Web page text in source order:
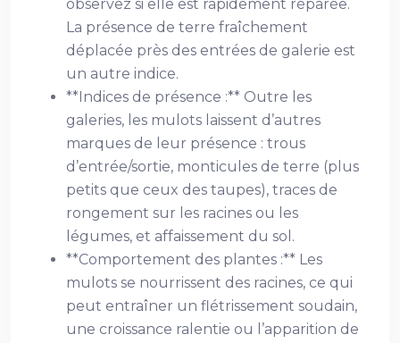
observez si elle est rapidement réparée.
La présence de terre fraîchement
déplacée près des entrées de galerie est
un autre indice.
**Indices de présence :** Outre les
galeries, les mulots laissent d’autres
marques de leur présence : trous
d’entrée/sortie, monticules de terre (plus
petits que ceux des taupes), traces de
rongement sur les racines ou les
légumes, et affaissement du sol.
**Comportement des plantes :** Les
mulots se nourrissent des racines, ce qui
peut entraîner un flétrissement soudain,
une croissance ralentie ou l’apparition de